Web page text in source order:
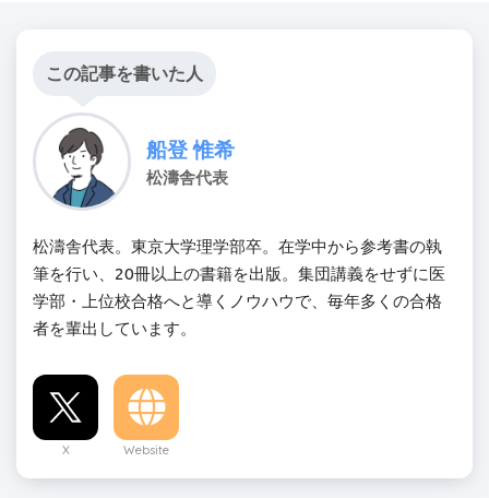
この記事を書いた人
船登 惟希
松濤舎代表
松濤舎代表。東京大学理学部卒。在学中から参考書の執
筆を行い、20冊以上の書籍を出版。集団講義をせずに医
学部・上位校合格へと導くノウハウで、毎年多くの合格
者を輩出しています。
X Website